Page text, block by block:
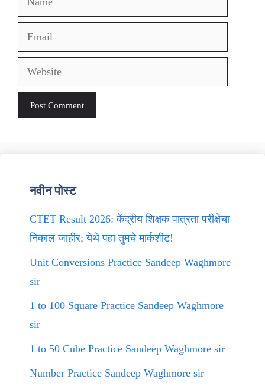
Email
Website
नवीन पोस्ट
CTET Result 2026: केंद्रीय शिक्षक पात्रता परीक्षेचा
निकाल जाहीर; येथे पहा तुमचे मार्कशीट!
Unit Conversions Practice Sandeep Waghmore
sir
1 to 100 Square Practice Sandeep Waghmore
sir
1 to 50 Cube Practice Sandeep Waghmore sir
Number Practice Sandeep Waghmore sir